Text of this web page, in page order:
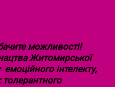
можливості!
Житомирської
інтелекту,